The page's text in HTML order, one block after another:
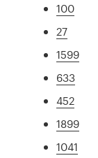
100
27
1599
633
452
1899
1041